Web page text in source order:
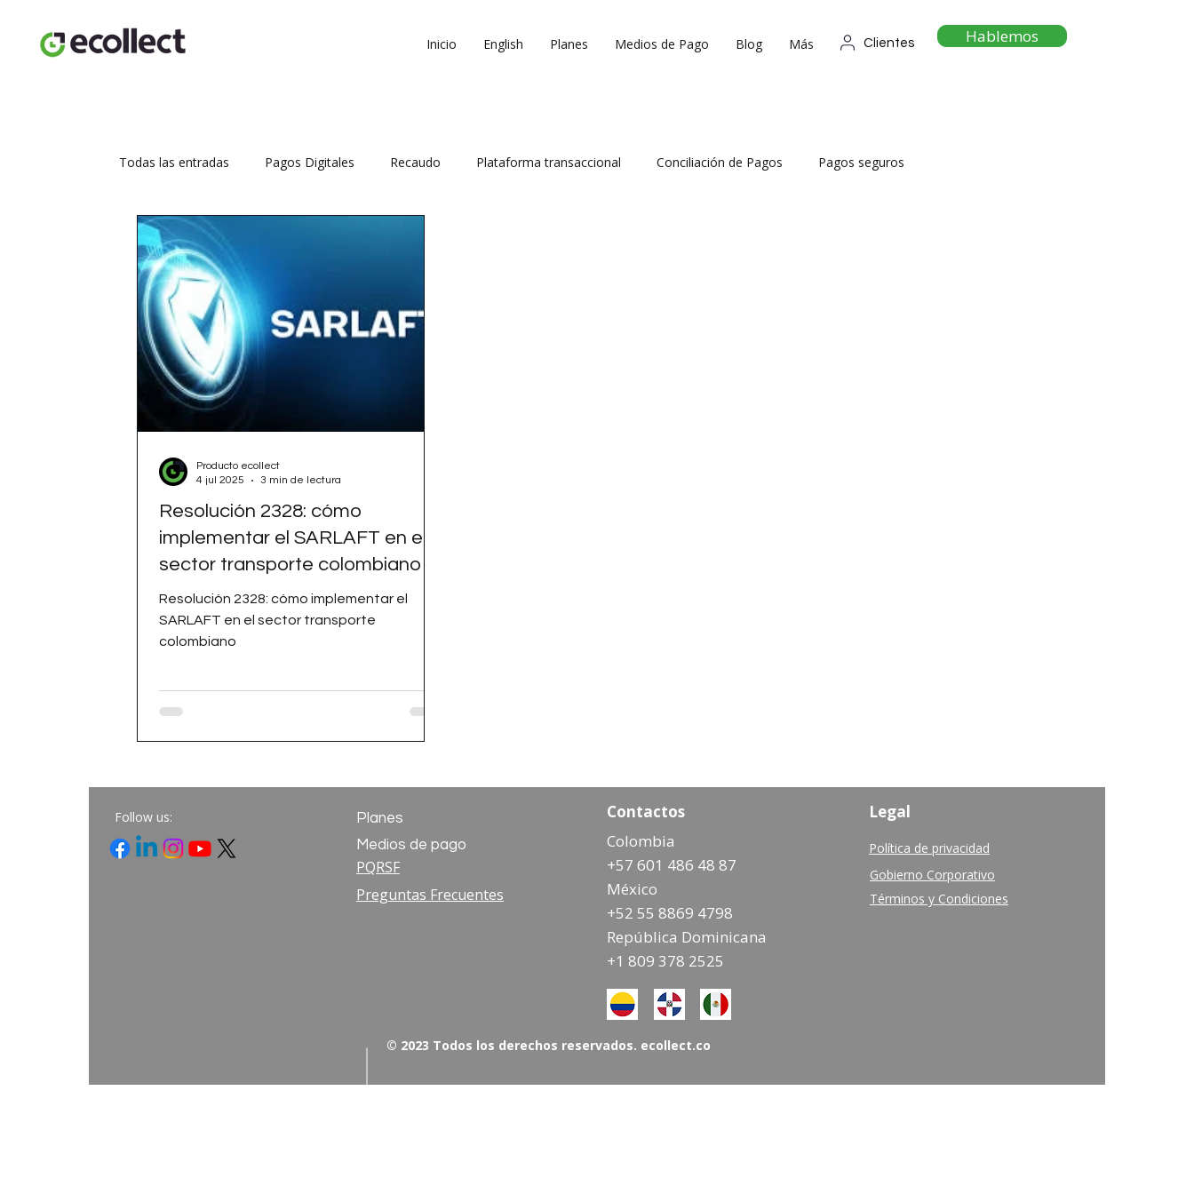
Inicio English Planes Medios de Pago Blog Más Clientes Hablemos
Todas las entradas Pagos Digitales Recaudo Plataforma transaccional Conciliación de Pagos Pagos seguros
Seguridad transaccional
Resolución 2328: cómo
implementar el SARLAFT en el
sector transporte colombiano
Resolución 2328: cómo implementar el
SARLAFT en el sector transporte
colombiano
Producto ecollect
4 jul 2025
3 min de lectura
Follow us:
Planes
Medios de pago
PQRSF
Preguntas Frecuentes
Contactos
Colombia
+57 601 486 48 87
México
+52 55 8869 4798
República Dominicana
+1 809 378 2525
Legal
Política de privacidad
Gobierno Corporativo
Términos y Condiciones
© 2023 Todos los derechos reservados. ecollect.co